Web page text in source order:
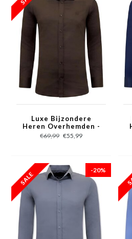
Luxe Bijzondere
Heren Overhemden -
Slim Fit - 3084- Bruin
€69,99 €55,99
-20%